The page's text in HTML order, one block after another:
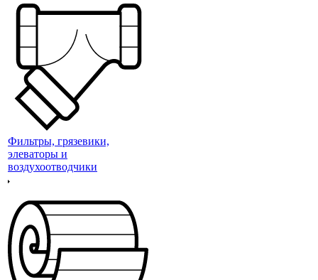
Фильтры, грязевики,
элеваторы и
воздухоотводчики